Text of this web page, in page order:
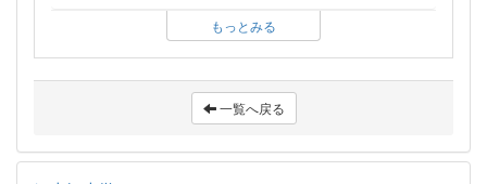
もっとみる
一覧へ戻る